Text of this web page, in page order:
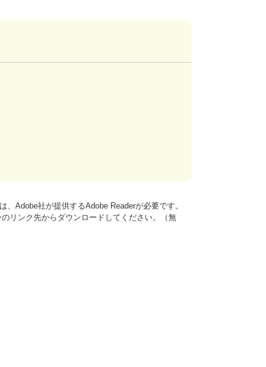
、Adobe社が提供するAdobe Readerが必要です。
リンク先からダウンロードしてください。（無